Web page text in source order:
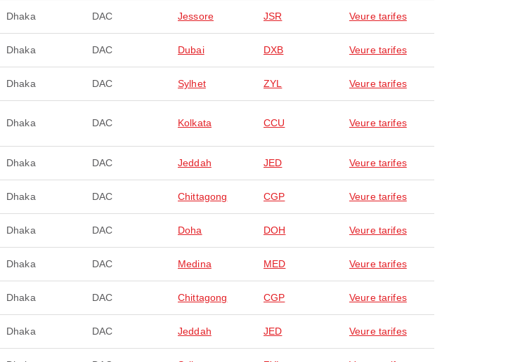
Dhaka DAC Jessore JSR Veure tarifes
Dhaka DAC Dubai DXB Veure tarifes
Dhaka DAC Sylhet ZYL Veure tarifes
Dhaka DAC Kolkata CCU Veure tarifes
Dhaka DAC Jeddah JED Veure tarifes
Dhaka DAC Chittagong CGP Veure tarifes
Dhaka DAC Doha DOH Veure tarifes
Dhaka DAC Medina MED Veure tarifes
Dhaka DAC Chittagong CGP Veure tarifes
Dhaka DAC Jeddah JED Veure tarifes